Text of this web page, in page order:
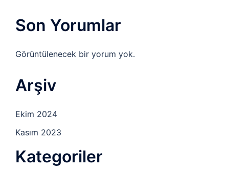
Son Yorumlar
Görüntülenecek bir yorum yok.
Arşiv
Ekim 2024
Kasım 2023
Kategoriler